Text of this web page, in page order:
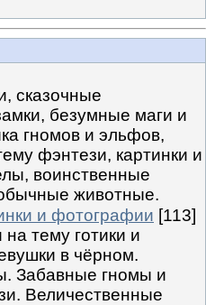
сказочные
безумные маги и
гномов и эльфов,
фэнтези, картинки и
воинственные
животные.
и фотографии [113]
тему готики и
в чёрном.
Забавные гномы и
Величественные